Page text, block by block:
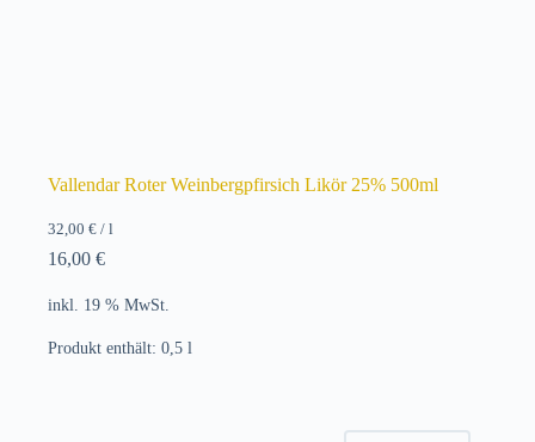
Vallendar Roter Weinbergpfirsich Likör 25% 500ml
32,00 € / l
16,00 €
inkl. 19 % MwSt.
Produkt enthält: 0,5 l